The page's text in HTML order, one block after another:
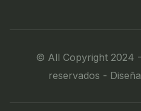
© All Copyright 2024
reservados -